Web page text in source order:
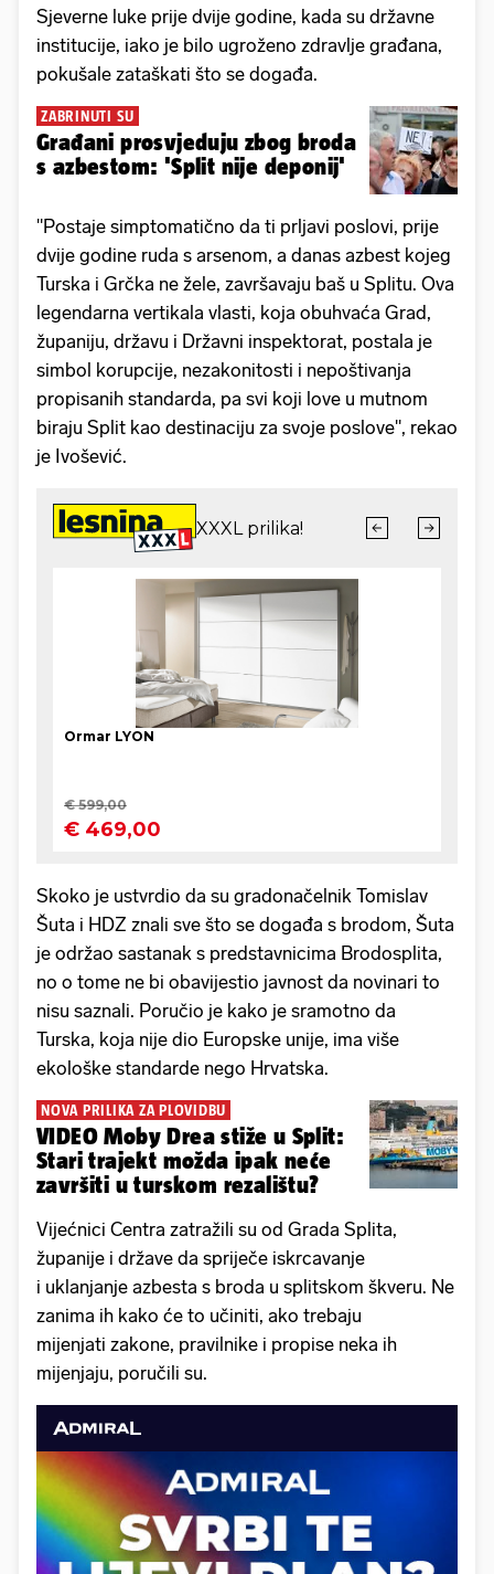
Sjeverne luke prije dvije godine, kada su državne
institucije, iako je bilo ugroženo zdravlje građana,
pokušale zataškati što se događa.
ZABRINUTI SU
Građani prosvjeduju zbog broda
s azbestom: 'Split nije deponij'
"Postaje simptomatično da ti prljavi poslovi, prije
dvije godine ruda s arsenom, a danas azbest kojeg
Turska i Grčka ne žele, završavaju baš u Splitu. Ova
legendarna vertikala vlasti, koja obuhvaća Grad,
županiju, državu i Državni inspektorat, postala je
simbol korupcije, nezakonitosti i nepoštivanja
propisanih standarda, pa svi koji love u mutnom
biraju Split kao destinaciju za svoje poslove", rekao
je Ivošević.
Skoko je ustvrdio da su gradonačelnik Tomislav
Šuta i HDZ znali sve što se događa s brodom, Šuta
je održao sastanak s predstavnicima Brodosplita,
no o tome ne bi obavijestio javnost da novinari to
nisu saznali. Poručio je kako je sramotno da
Turska, koja nije dio Europske unije, ima više
ekološke standarde nego Hrvatska.
NOVA PRILIKA ZA PLOVIDBU
VIDEO Moby Drea stiže u Split:
Stari trajekt možda ipak neće
završiti u turskom rezalištu?
Vijećnici Centra zatražili su od Grada Splita,
županije i države da spriječe iskrcavanje
i uklanjanje azbesta s broda u splitskom škveru. Ne
zanima ih kako će to učiniti, ako trebaju
mijenjati zakone, pravilnike i propise neka ih
mijenjaju, poručili su.